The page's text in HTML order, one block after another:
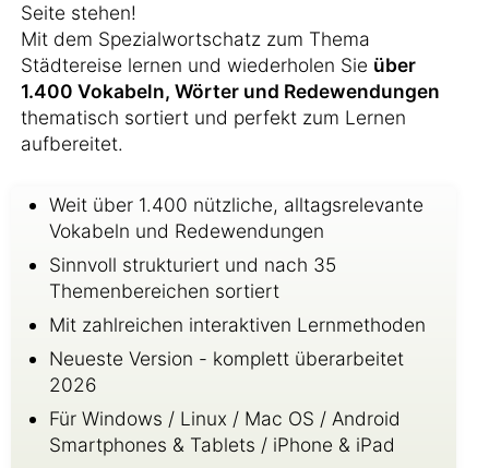
Seite stehen!
Mit dem Spezialwortschatz zum Thema
Städtereise lernen und wiederholen Sie über
1.400 Vokabeln, Wörter und Redewendungen
thematisch sortiert und perfekt zum Lernen
aufbereitet.
Weit über 1.400 nützliche, alltagsrelevante
Vokabeln und Redewendungen
Sinnvoll strukturiert und nach 35
Themenbereichen sortiert
Mit zahlreichen interaktiven Lernmethoden
Neueste Version - komplett überarbeitet
2026
Für Windows / Linux / Mac OS / Android
Smartphones & Tablets / iPhone & iPad